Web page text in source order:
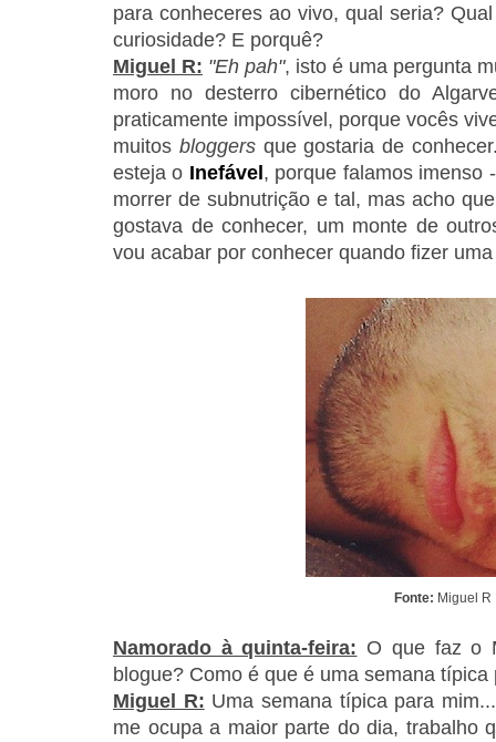
para conheceres ao vivo, qual seria?
curiosidade? E porquê?
Miguel R: "Eh pah", isto é uma pergunta
moro no desterro cibernético do
praticamente impossível, porque vocês
muitos bloggersque gostaria de
esteja o Inefável , porque falamos imenso
morrer de subnutrição e tal, mas acho
gostava de conhecer, um monte de
vou acabar por conhecer quando fizer
Fonte: Miguel R
Namorado à quinta-feira: O que faz o
blogue? Como é que é uma semana típica
Miguel R: Uma semana típica para
me ocupa a maior parte do dia, trabalho